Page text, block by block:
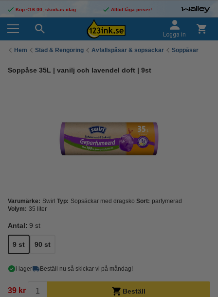
Köp <16:00, skickas idag Alltid låga priser!
Logga in
Hem Städ & Rengöring Avfallspåsar & sopsäckar Soppåsar
Soppåse 35L | vanilj och lavendel doft | 9st
Varumärke: Swirl Typ: Sopsäckar med dragsko Sort: parfymerad
Volym: 35 liter
Antal: 9 st
9 st 90 st
i lager Beställ nu så skickar vi på måndag!
39 kr Beställ